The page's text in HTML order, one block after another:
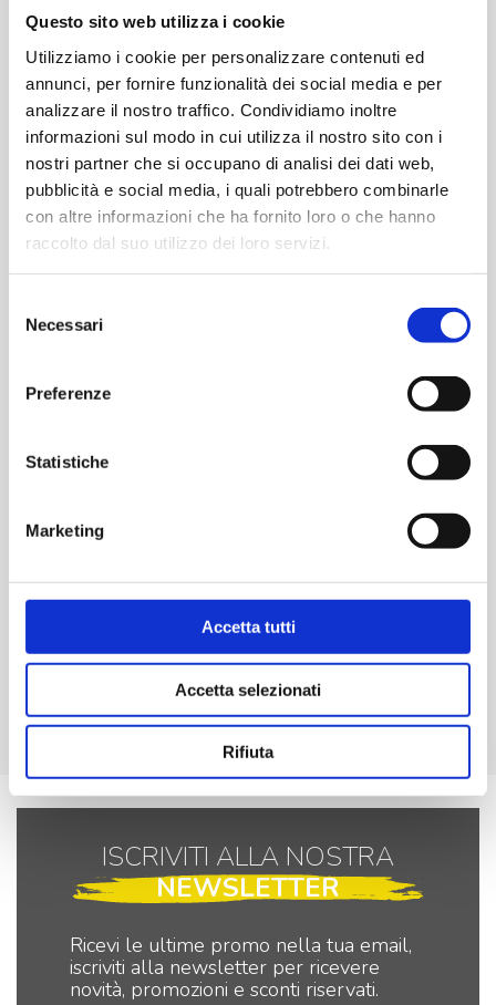
Questo sito web utilizza i cookie
Utilizziamo i cookie per personalizzare contenuti ed
annunci, per fornire funzionalità dei social media e per
analizzare il nostro traffico. Condividiamo inoltre
informazioni sul modo in cui utilizza il nostro sito con i
nostri partner che si occupano di analisi dei dati web,
pubblicità e social media, i quali potrebbero combinarle
con altre informazioni che ha fornito loro o che hanno
raccolto dal suo utilizzo dei loro servizi.
delNecessari
Preferenze
Statistiche
Marketing
Accetta tutti
Accetta selezionati
Rifiuta
€16,90
-
HV155.24.21
Motoriduttore
rpm
+
€16,90
-
HV155.24.43
Motoriduttore
+
HV155.24.90
€17,20
-
HV155.24.90
Motoriduttore
75/62
quantità
+
Aggiungi
ISCRIVITI ALLA NOSTRA
NEWSLETTER
Ricevi le ultime promo nella tua email,
iscriviti alla newsletter per ricevere
novità, promozioni e sconti riservati.